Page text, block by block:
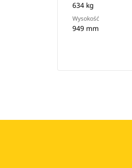
634 kg
Wysokość
949 mm